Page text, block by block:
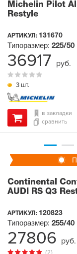
Michelin Pilot
Restyle
АРТИКУЛ: 131670
3 шт.
Типоразмер: 225/50
в закладки
сравнить
36917 руб.
Continental
AUDI RS Q3
АРТИКУЛ: 120823
(2)
Типоразмер: 255/40
27806 руб.